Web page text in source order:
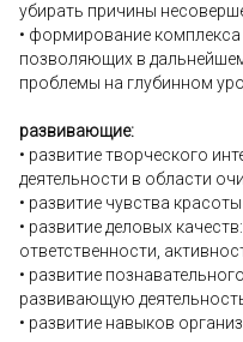
убирать причины
• формирование
позволяющих в
проблемы на глубинном
развивающие:
• развитие творческого
деятельности в области
• развитие чувства
• развитие деловых
ответственности,
• развитие
развивающую
• развитие навыков